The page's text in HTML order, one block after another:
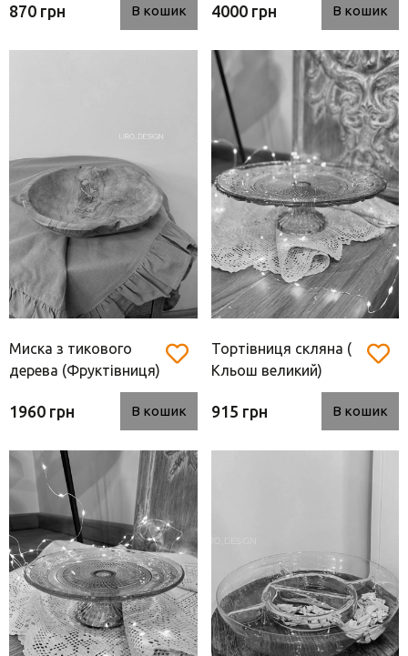
870 грн В кошик 4000 грн В кошик
Миска з тикового
дерева (Фруктівниця)
1960 грн В кошик
Тортівниця скляна (
Кльош великий)
915 грн В кошик